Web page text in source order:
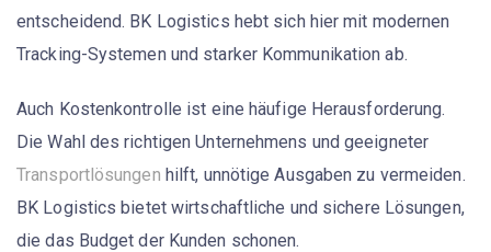
entscheidend. BK Logistics hebt sich hier mit modernen
Tracking-Systemen und starker Kommunikation ab.
Auch Kostenkontrolle ist eine häufige Herausforderung.
Die Wahl des richtigen Unternehmens und geeigneter
Transportlösungen hilft, unnötige Ausgaben zu vermeiden.
BK Logistics bietet wirtschaftliche und sichere Lösungen,
die das Budget der Kunden schonen.